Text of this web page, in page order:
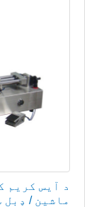
د آیس کریم
ماشین / ډبل